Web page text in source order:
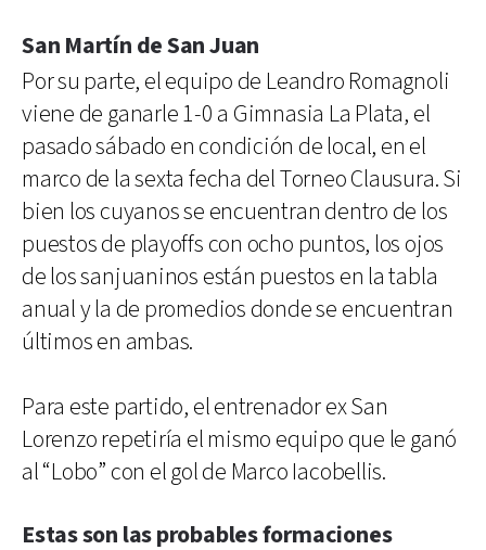
San Martín de San Juan
Por su parte, el equipo de Leandro Romagnoli
viene de ganarle 1-0 a Gimnasia La Plata, el
pasado sábado en condición de local, en el
marco de la sexta fecha del Torneo Clausura. Si
bien los cuyanos se encuentran dentro de los
puestos de playoffs con ocho puntos, los ojos
de los sanjuaninos están puestos en la tabla
anual y la de promedios donde se encuentran
últimos en ambas.
Para este partido, el entrenador ex San
Lorenzo repetiría el mismo equipo que le ganó
al “Lobo” con el gol de Marco Iacobellis.
Estas son las probables formaciones